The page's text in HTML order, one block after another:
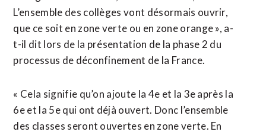
L’ensemble des collèges vont désormais ouvrir,
que ce soit en zone verte ou en zone orange », a-
t-il dit lors de la présentation de la phase 2 du
processus de déconfinement de la France.
« Cela signifie qu’on ajoute la 4e et la 3e après la
6e et la 5e qui ont déjà ouvert. Donc l’ensemble
des classes seront ouvertes en zone verte. En